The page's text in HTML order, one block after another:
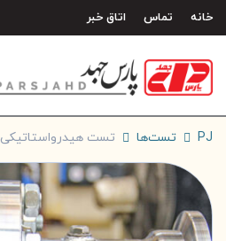
خانه تماس اتاق خبر
PJ تست‌ها تست هیدرواستاتیکی